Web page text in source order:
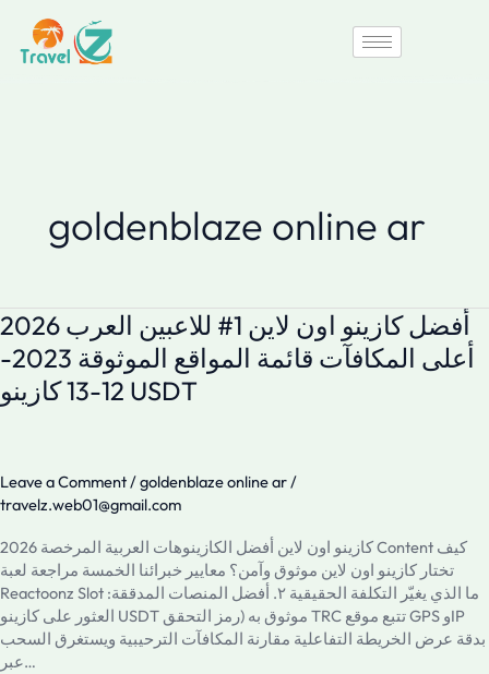
content
goldenblaze online ar
أفضل كازينو اون لاين 1# للاعبين العرب 2026
أعلى المكافآت️ قائمة المواقع الموثوقة 2023-
12-13 كازينو USDT
Leave a Comment/goldenblaze online ar/
travelz.web01@gmail.com
كازينو اون لاين أفضل الكازينوهات العربية المرخصة 2026 Content كيف
تختار كازينو اون لاين موثوق وآمن؟ معايير خبرائنا الخمسة مراجعة لعبة
Reactoonz Slot ما الذي يغيّر التكلفة الحقيقية ٢. أفضل المنصات المدققة:
العثور على كازينو USDT موثوق به (رمز التحقق TRC تتبع موقع GPS وIP
بدقة عرض الخريطة التفاعلية مقارنة المكافآت الترحيبية ويستغرق السحب
عبر…
أفضل
كازينو
اون
لاين
1#
2026
أعلى
قائمة
المواقع
الموثوقة
2023-
12-
13